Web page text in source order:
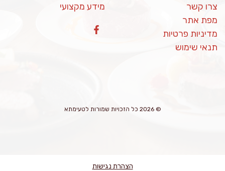
צרו קשר
מפת אתר
מדיניות פרטיות
תנאי שימוש
מידע מקצועי
© 2026 כל הזכויות שמורות לטעימתא
הצהרת נגישות